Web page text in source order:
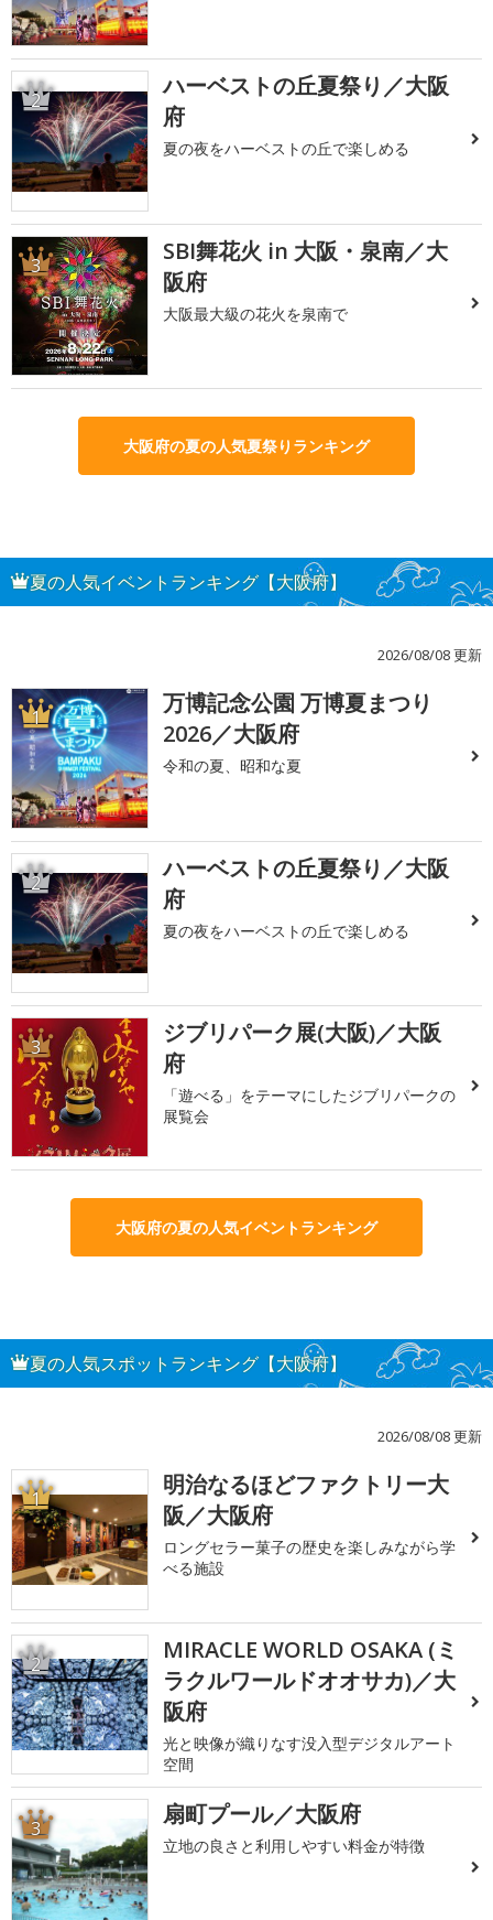
2
ハーベストの丘夏祭り／大阪
府
夏の夜をハーベストの丘で楽しめる
3
SBI舞花火 in 大阪・泉南／大
阪府
大阪最大級の花火を泉南で
大阪府の夏の人気夏祭りランキング
夏の人気イベントランキング【大阪府】
2026/08/08 更新
1
万博記念公園 万博夏まつり
2026／大阪府
令和の夏、昭和な夏
2
ハーベストの丘夏祭り／大阪
府
夏の夜をハーベストの丘で楽しめる
3
ジブリパーク展(大阪)／大阪
府
「遊べる」をテーマにしたジブリパークの
展覧会
大阪府の夏の人気イベントランキング
夏の人気スポットランキング【大阪府】
2026/08/08 更新
1
明治なるほどファクトリー大
阪／大阪府
ロングセラー菓子の歴史を楽しみながら学
べる施設
2
MIRACLE WORLD OSAKA (ミ
ラクルワールドオオサカ)／大
阪府
光と映像が織りなす没入型デジタルアート
空間
3 扇町プール／大阪府
立地の良さと利用しやすい料金が特徴